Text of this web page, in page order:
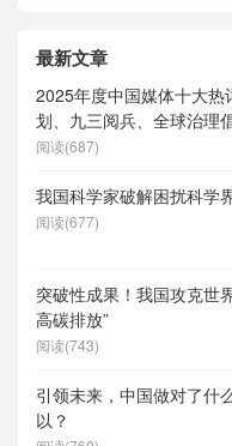
最新文章
2025年度中国媒体十大热
划、九三阅兵、全球治理
度求索）、人形机器人、
阅读(687)
我国科学家破解困扰科学
阅读(677)
突破性成果！我国攻克世
高碳排放”
阅读(743)
引领未来，中国做对了什
以？